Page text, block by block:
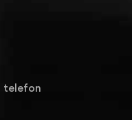
telefon